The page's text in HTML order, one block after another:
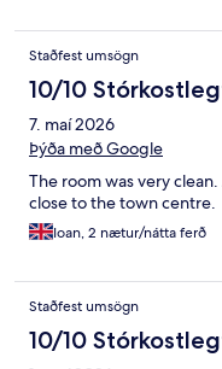
Staðfest umsögn
10/10
7. maí 2026
Þýða með Google
The room was very
close to the town centre.
Ioan, 2 nætur/nátta ferð
Staðfest umsögn
10/10